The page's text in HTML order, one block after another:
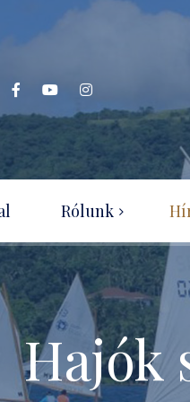
Rólunk
Sportegyesület
a
Sportegyesülethez!
Adatvédelmi irányelvek –
tájékoztató
Hajók